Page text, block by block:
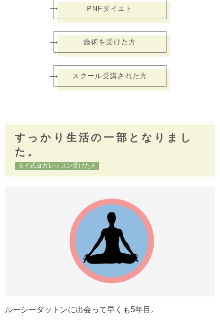
PNFダイエト
施術を受けた方
スクール受講された方
すっかり生活の一部となりまし
た。
タイ式ヨガレッスン受けた方
ルーシーダットンに出会って早くも5年目。